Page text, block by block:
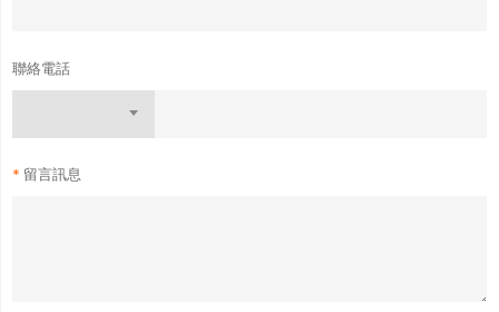
聯絡電話
留言訊息